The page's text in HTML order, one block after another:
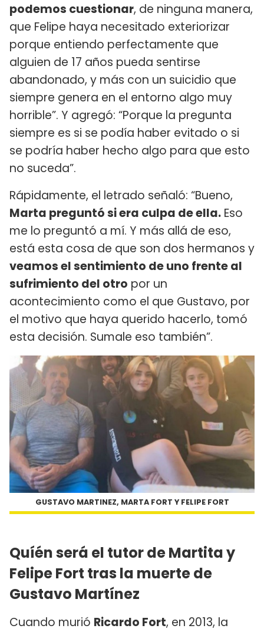
podemos cuestionar, de ninguna manera,
que Felipe haya necesitado exteriorizar
porque entiendo perfectamente que
alguien de 17 años pueda sentirse
abandonado, y más con un suicidio que
siempre genera en el entorno algo muy
horrible”. Y agregó: “Porque la pregunta
siempre es si se podía haber evitado o si
se podría haber hecho algo para que esto
no suceda”.
Rápidamente, el letrado señaló: “Bueno,
Marta preguntó si era culpa de ella. Eso
me lo preguntó a mí. Y más allá de eso,
está esta cosa de que son dos hermanos y
veamos el sentimiento de uno frente al
sufrimiento del otro por un
acontecimiento como el que Gustavo, por
el motivo que haya querido hacerlo, tomó
esta decisión. Sumale eso también”.
GUSTAVO MARTINEZ, MARTA FORT Y FELIPE FORT
Quíén será el tutor de Martita y
Felipe Fort tras la muerte de
Gustavo Martínez
Cuando murió Ricardo Fort, en 2013, la